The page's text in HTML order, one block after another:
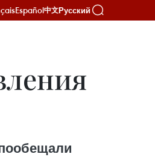
Español中文Русский